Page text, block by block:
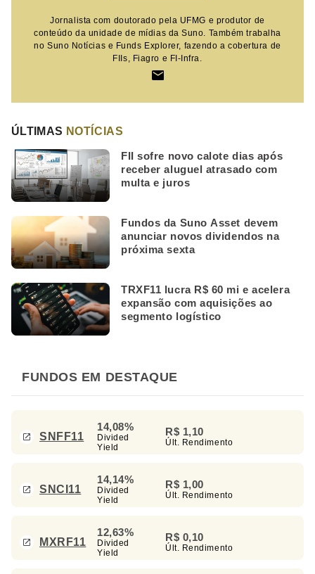
Jornalista com doutorado pela UFMG e produtor de
conteúdo da unidade de mídias da Suno. Também trabalha
no Suno Notícias e Funds Explorer, fazendo a cobertura de
FIIs, Fiagro e FI-Infra.
ÚLTIMAS NOTÍCIAS
FII sofre novo calote dias após
receber aluguel atrasado com
multa e juros
Fundos da Suno Asset devem
anunciar novos dividendos na
próxima sexta
TRXF11 lucra R$ 60 mi e acelera
expansão com aquisições ao
segmento logístico
FUNDOS EM DESTAQUE
SNFF11
14,08%
Divided
Yield
R$ 1,10
Últ. Rendimento
SNCI11
14,14%
Divided
Yield
R$ 1,00
Últ. Rendimento
MXRF11
12,63%
Divided
Yield
R$ 0,10
Últ. Rendimento